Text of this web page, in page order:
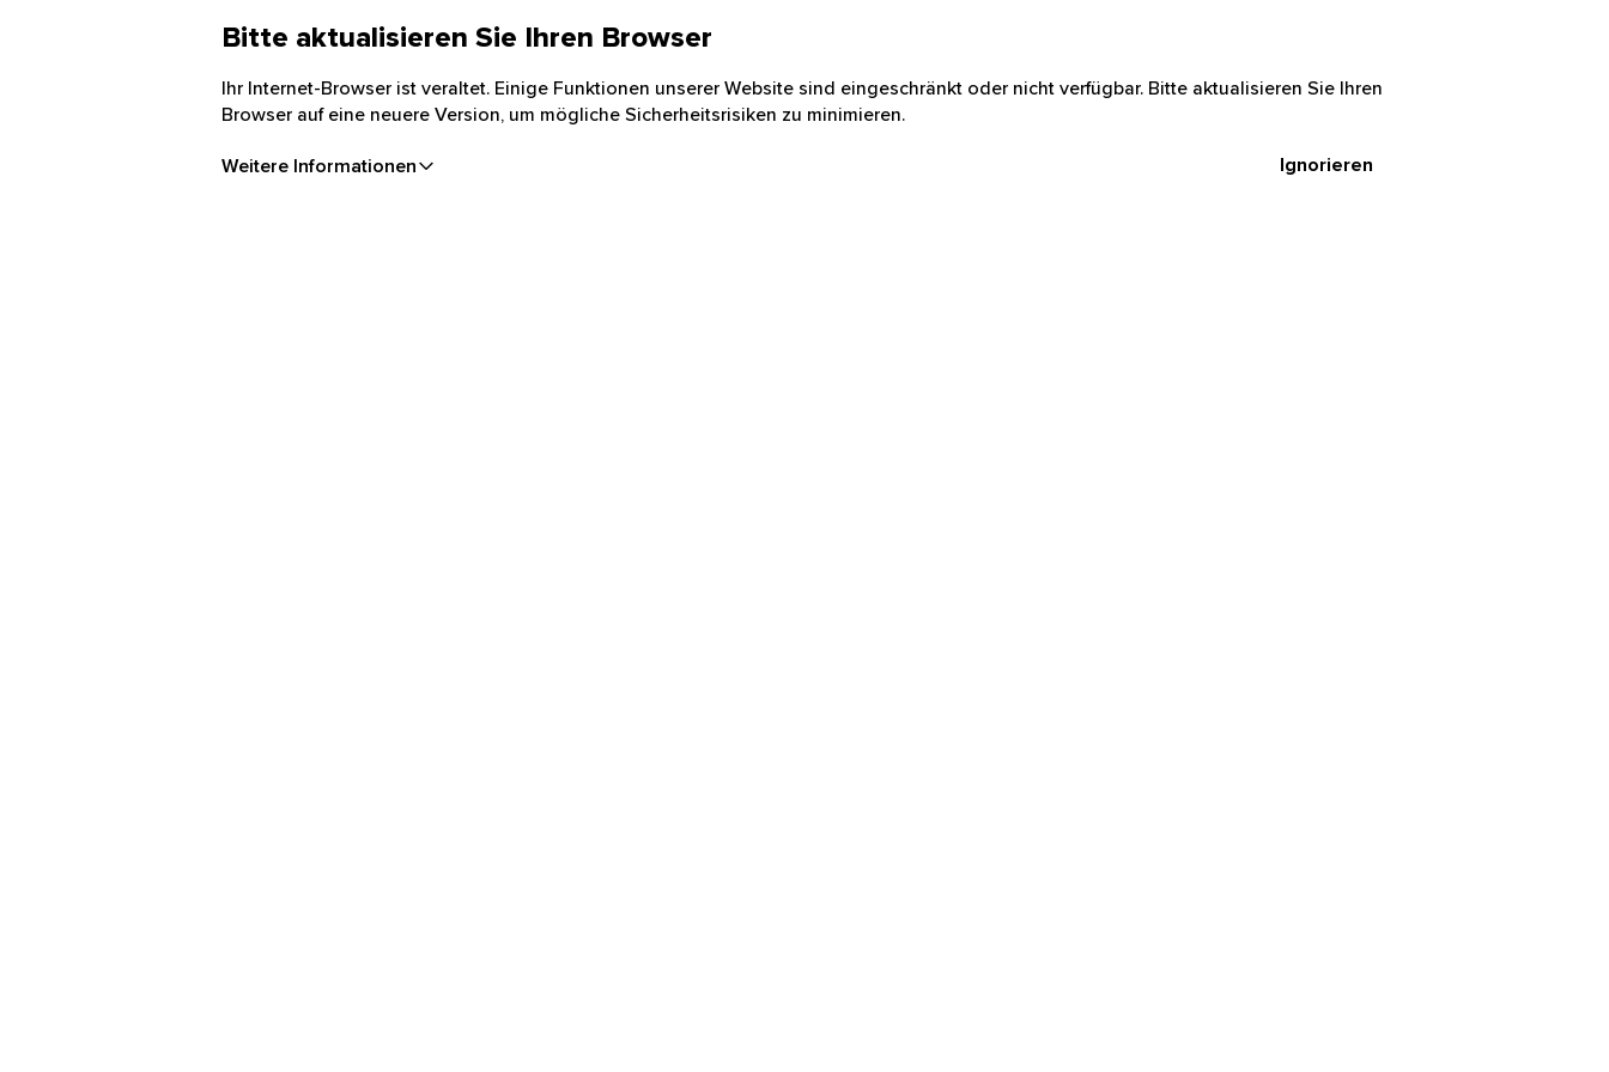
Bitte aktualisieren Sie Ihren Browser
Ihr Internet-Browser ist veraltet. Einige Funktionen unserer Website sind eingeschränkt oder nicht verfügbar. Bitte aktualisieren Sie Ihren
Browser auf eine neuere Version, um mögliche Sicherheitsrisiken zu minimieren.
Weitere Informationen Ignorieren